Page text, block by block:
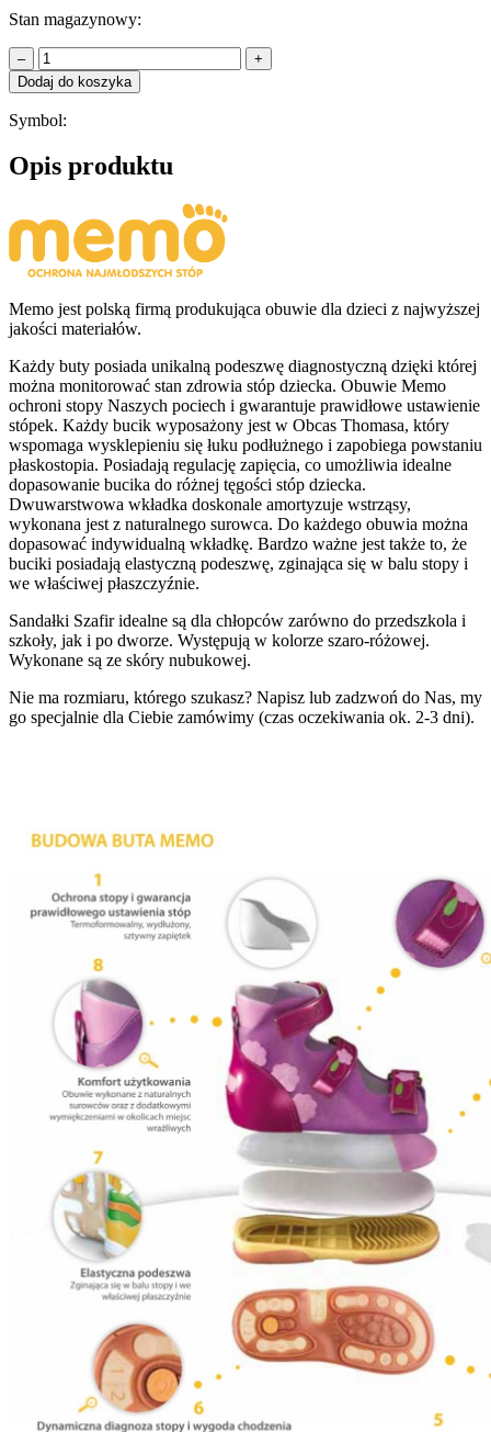
Stan magazynowy:
–
+
Dodaj do koszyka
Symbol:
Opis produktu
Memo jest polską firmą produkująca obuwie dla dzieci z najwyższej
jakości materiałów.
Każdy buty posiada unikalną podeszwę diagnostyczną dzięki której
można monitorować stan zdrowia stóp dziecka. Obuwie Memo
ochroni stopy Naszych pociech i gwarantuje prawidłowe ustawienie
stópek. Każdy bucik wyposażony jest w Obcas Thomasa, który
wspomaga wysklepieniu się łuku podłużnego i zapobiega powstaniu
płaskostopia. Posiadają regulację zapięcia, co umożliwia idealne
dopasowanie bucika do różnej tęgości stóp dziecka.
Dwuwarstwowa wkładka doskonale amortyzuje wstrząsy,
wykonana jest z naturalnego surowca. Do każdego obuwia można
dopasować indywidualną wkładkę. Bardzo ważne jest także to, że
buciki posiadają elastyczną podeszwę, zginająca się w balu stopy i
we właściwej płaszczyźnie.
Sandałki Szafir idealne są dla chłopców zarówno do przedszkola i
szkoły, jak i po dworze. Występują w kolorze szaro-różowej.
Wykonane są ze skóry nubukowej.
Nie ma rozmiaru, którego szukasz? Napisz lub zadzwoń do Nas, my
go specjalnie dla Ciebie zamówimy (czas oczekiwania ok. 2-3 dni).